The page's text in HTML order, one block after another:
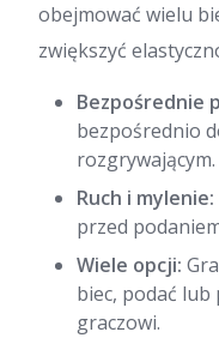
obejmować wielu
zwiększyć
Bezpośrednie
bezpośrednio
rozgrywającym.
Ruch i mylenie:
przed
Wiele opcji:
biec, podać lub
graczowi.